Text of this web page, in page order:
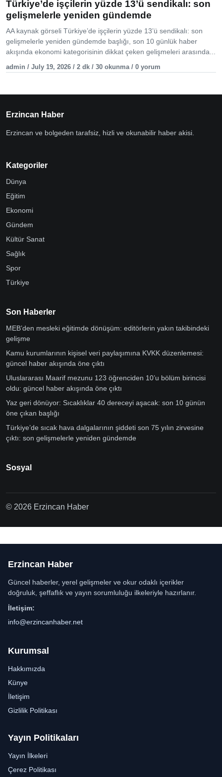
Türkiye’de işçilerin yüzde 13’ü sendikalı: son
gelişmelerle yeniden gündemde
AA kaynak görseli Türkiye’de işçilerin yüzde 13’ü sendikalı: son
gelişmelerle yeniden gündemde başlığı, son 10 günlük haber
akışında ekonomi kategorisinin dikkat çeken gelişmeleri arasında...
admin / July 19, 2026 / 2 dk / 30 okunma / 0 yorum
Erzincan Haber
Erzincan ve bolgeden tarafsiz, hizli ve okunabilir haber akisi.
Kategoriler
Dünya
Eğitim
Ekonomi
Gündem
Kültür Sanat
Sağlık
Spor
Türkiye
Son Haberler
MEB’den mesleki eğitimde dönüşüm: editörlerin yakın takibindeki
gelişme
Kamu kurumlarının kişisel veri paylaşımına KVKK düzenlemesi:
güncel haber akışında öne çıktı
Uluslararası Maarif mezunu 123 öğrenciden 10’u bölüm birincisi
oldu: güncel haber akışında öne çıktı
Yaz geri dönüyor: Sıcaklıklar 40 dereceyi aşacak: son 10 günün
öne çıkan başlığı
Türkiye’de sıcak hava dalgalarının şiddeti son 75 yılın zirvesine
çıktı: son gelişmelerle yeniden gündemde
Sosyal
© 2026 Erzincan Haber
Erzincan Haber
Güncel haberler, yerel gelişmeler ve okur odaklı içerikler
doğruluk, şeffaflık ve yayın sorumluluğu ilkeleriyle hazırlanır.
İletişim:
info@erzincanhaber.net
Kurumsal
Hakkımızda
Künye
İletişim
Gizlilik Politikası
Yayın Politikaları
Yayın İlkeleri
Çerez Politikası